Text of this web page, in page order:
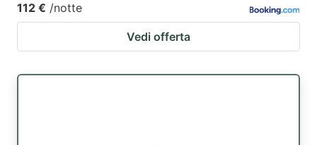
112 € /notte
Vedi offerta